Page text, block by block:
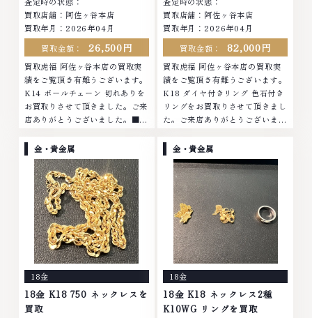
買取店舗：阿佐ヶ谷本店
買取年月： 2026年04月
買取金額：
26,500円
買取虎福 阿佐ヶ谷本店の買取実
績をご覧頂き有難うございます。
K14 ボールチェーン 切れありを
お買取りさせて頂きました。ご来
店ありがとうございました。■地
イヤモンド ブランド品 ブランド
衣類 お酒買取りのことなら、お
任せくださいな...
買取店舗：阿佐ヶ谷本店
買取年月： 2026年04月
買取金額：
82,000円
買取虎福 阿佐ヶ谷本店の買取実
績をご覧頂き有難うございます。
K18 ダイヤ付きリング 色石付き
リングをお買取りさせて頂きまし
た。ご来店ありがとうございまし
ラチナ ダイヤモンド ブランド品
ブランド衣類 お酒買取りのこと
なら、お任せく...
金・貴金属
18金
18金 K18 750 ネックレスを
買取
金・貴金属
18金
18金 K18 ネックレス2種
K10WG リングを買取